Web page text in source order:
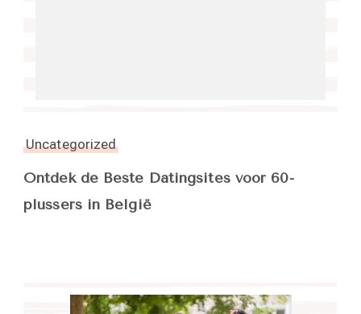
Uncategorized
Ontdek de Beste Datingsites voor 60-
plussers in België